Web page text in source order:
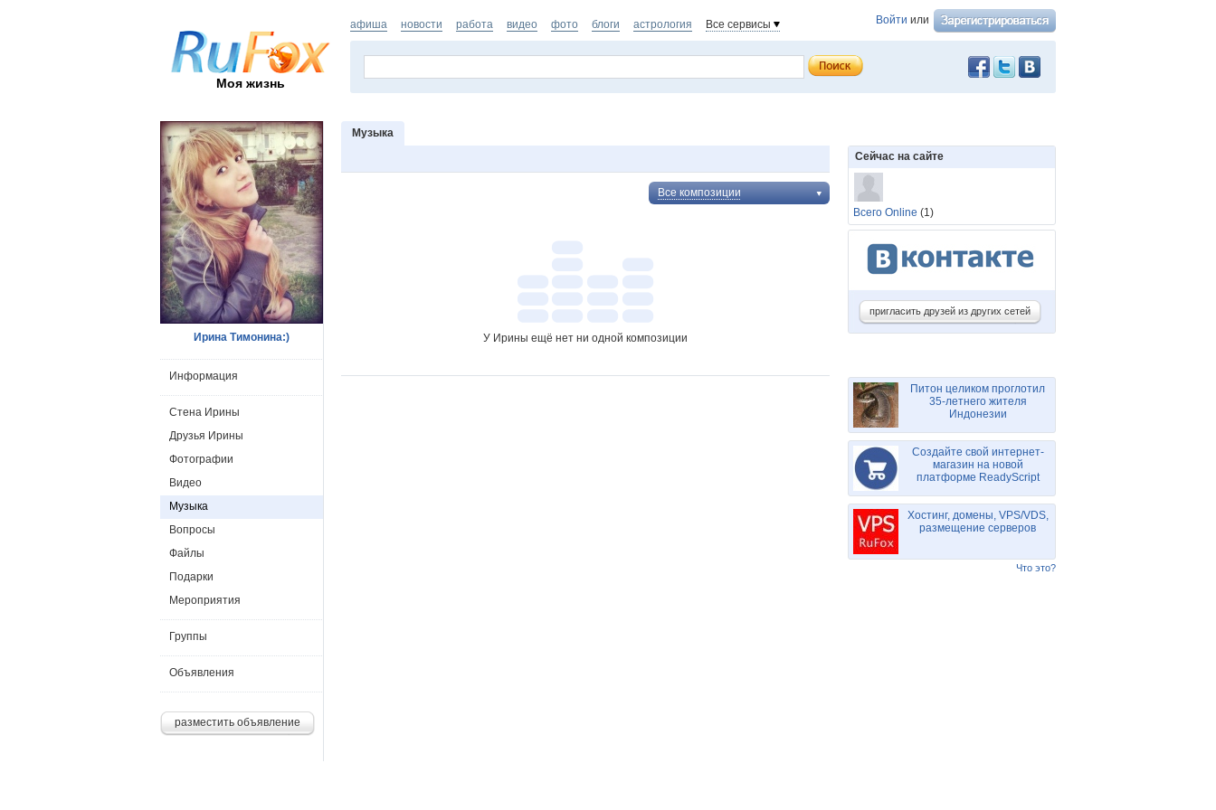
Моя жизнь
Войти или
афиша новости работа видео фото блоги астрология Все сервисы
Музыка
Все композиции
У Ирины ещё нет ни одной композиции
Ирина Тимонина:)
Информация
Стена Ирины
Друзья Ирины
Фотографии
Видео
Музыка
Вопросы
Файлы
Подарки
Мероприятия
Группы
Объявления
разместить объявление
Сейчас на сайте
Всего Online (1)
пригласить друзей из других сетей
Питон целиком проглотил
35-летнего жителя
Индонезии
Создайте свой интернет-
магазин на новой
платформе ReadyScript
Хостинг, домены, VPS/VDS,
размещение серверов
Что это?